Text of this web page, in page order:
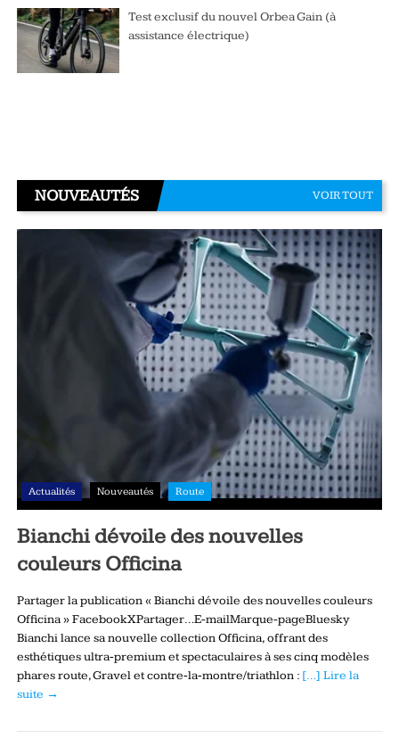
Test exclusif du nouvel Orbea Gain (à
assistance électrique)
NOUVEAUTÉS VOIR TOUT
Actualités Nouveautés Route
Bianchi dévoile des nouvelles
couleurs Officina
Partager la publication « Bianchi dévoile des nouvelles couleurs
Officina » FacebookXPartager…E-mailMarque-pageBluesky
Bianchi lance sa nouvelle collection Officina, offrant des
esthétiques ultra‑premium et spectaculaires à ses cinq modèles
phares route, Gravel et contre‑la‑montre/triathlon : […] Lire la
suite →